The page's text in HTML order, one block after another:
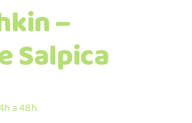
–
Salpica
a 48h.